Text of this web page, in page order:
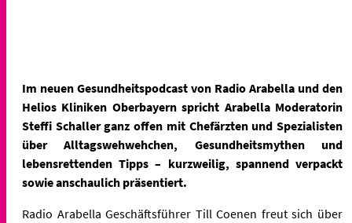
Im neuen Gesundheitspodcast von Radio Arabella und den
Helios Kliniken Oberbayern spricht Arabella Moderatorin
Steffi Schaller ganz offen mit Chefärzten und Spezialisten
über Alltagswehwehchen, Gesundheitsmythen und
lebensrettenden Tipps – kurzweilig, spannend verpackt
sowie anschaulich präsentiert.
Radio Arabella Geschäftsführer Till Coenen freut sich über